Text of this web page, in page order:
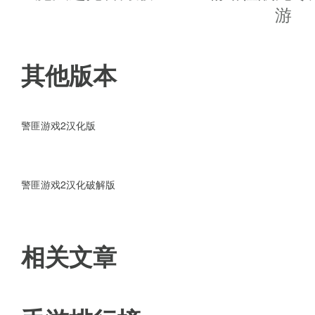
2.点击刹车按钮进行减速,配合方
3.收集燃油避免熄火,避开追捕并完
游
其他版本
警匪游戏2汉化版
警匪游戏2汉化破解版
相关文章